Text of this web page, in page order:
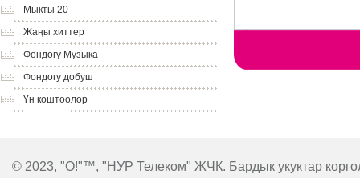
Мыкты 20
Жаңы хиттер
Фондогу Музыка
Фондогу добуш
Үн коштоолор
© 2023, "O!"™, "НУР Телеком" ЖЧК. Бардык укуктар